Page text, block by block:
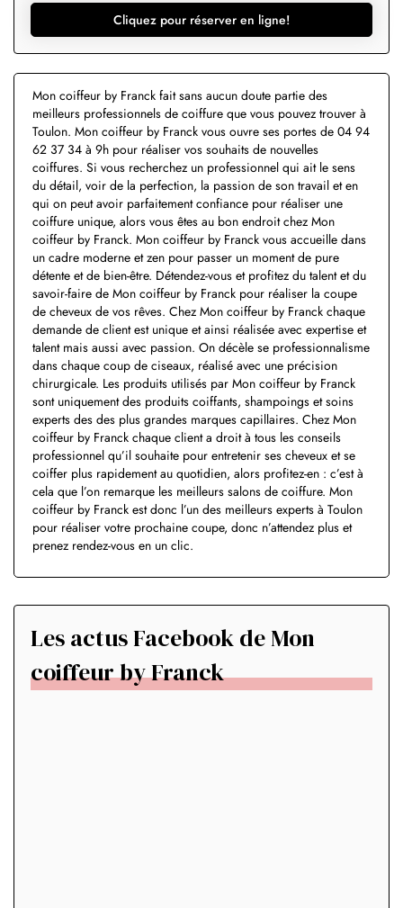
Cliquez pour réserver en ligne!
Mon coiffeur by Franck fait sans aucun doute partie des
meilleurs professionnels de coiffure que vous pouvez trouver à
Toulon. Mon coiffeur by Franck vous ouvre ses portes de 04 94
62 37 34 à 9h pour réaliser vos souhaits de nouvelles
coiffures. Si vous recherchez un professionnel qui ait le sens
du détail, voir de la perfection, la passion de son travail et en
qui on peut avoir parfaitement confiance pour réaliser une
coiffure unique, alors vous êtes au bon endroit chez Mon
coiffeur by Franck. Mon coiffeur by Franck vous accueille dans
un cadre moderne et zen pour passer un moment de pure
détente et de bien-être. Détendez-vous et profitez du talent et du
savoir-faire de Mon coiffeur by Franck pour réaliser la coupe
de cheveux de vos rêves. Chez Mon coiffeur by Franck chaque
demande de client est unique et ainsi réalisée avec expertise et
talent mais aussi avec passion. On décèle se professionnalisme
dans chaque coup de ciseaux, réalisé avec une précision
chirurgicale. Les produits utilisés par Mon coiffeur by Franck
sont uniquement des produits coiffants, shampoings et soins
experts des des plus grandes marques capillaires. Chez Mon
coiffeur by Franck chaque client a droit à tous les conseils
professionnel qu’il souhaite pour entretenir ses cheveux et se
coiffer plus rapidement au quotidien, alors profitez-en : c’est à
cela que l’on remarque les meilleurs salons de coiffure. Mon
coiffeur by Franck est donc l’un des meilleurs experts à Toulon
pour réaliser votre prochaine coupe, donc n’attendez plus et
prenez rendez-vous en un clic.
Les actus Facebook de Mon
coiffeur by Franck